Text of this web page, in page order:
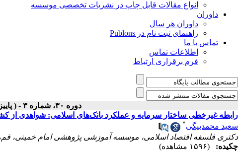
انواع مقالات قابل چاپ در نشریات تخصصی موسسه
داوران
داوران هر سال
راهنمای ثبت نام در Publons
تماس با ما
اطلاعات تماس
فرم برقراری ارتباط
دوره ۳۰، شماره ۳ - ( پاییز ۱۴۰۴ )
رابطه غیرخطی ساختار سرمایه و عملکرد بانک‌های اسلامی: شواهدی از
سعید محمدبیگی*
دکتری فلسفه اقتصاد اسلامی، موسسه آموزشی پژوهشی امام خمینی، قم،
چکیده:
(۱۵۹۶ مشاهده)